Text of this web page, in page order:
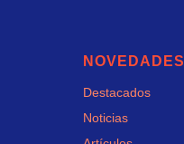
NOVEDADES
Destacados
Noticias